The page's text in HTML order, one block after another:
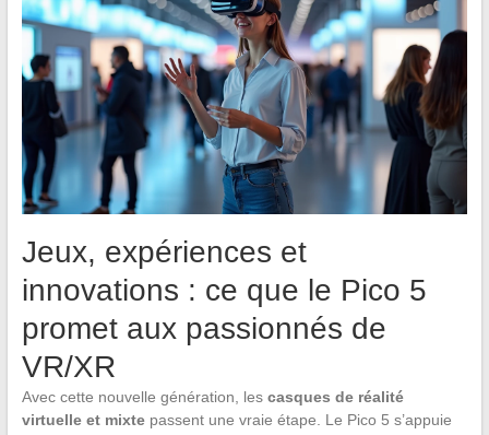
Jeux, expériences et
innovations : ce que le Pico 5
promet aux passionnés de
VR/XR
Avec cette nouvelle génération, les casques de réalité
virtuelle et mixtepassent une vraie étape. Le Pico 5 s’appuie